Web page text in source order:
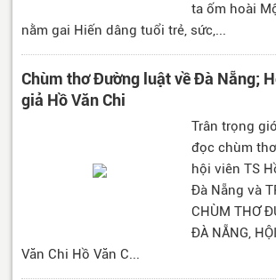
ta ốm hoài
nằm gai Hiến dâng tuổi trẻ, sức,...
Chùm thơ Đường luật về Đà Nẵng;
giả Hồ Văn Chi
Trân trọng
đọc chùm
hội viên TS
Đà Nẵng và
CHÙM THƠ
ĐÀ NẴNG,
Văn Chi Hồ Văn C...